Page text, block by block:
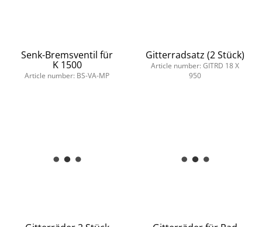
Senk-Bremsventil für
K 1500
Article number: BS-VA-MP
Gitterradsatz (2 Stück)
Article number: GITRD 18 X
950